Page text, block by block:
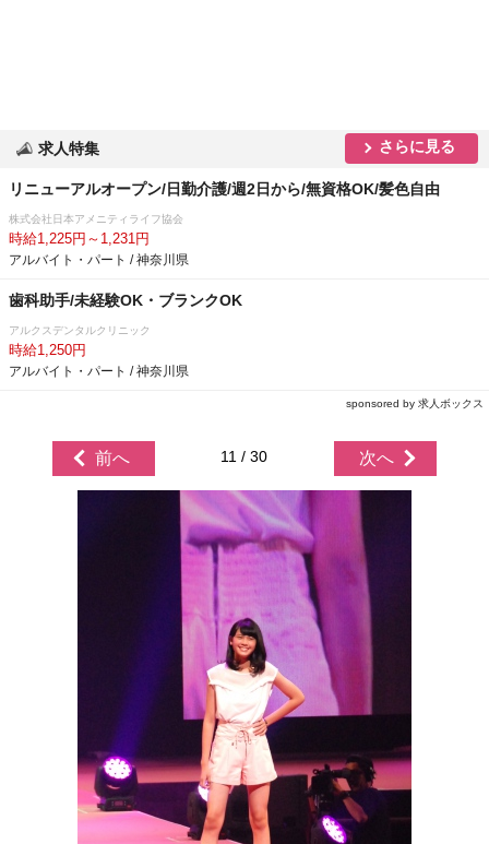
求人特集 さらに見る
リニューアルオープン/日勤介護/週2日から/無資格OK/髪色自由
株式会社日本アメニティライフ協会
時給1,225円～1,231円
アルバイト・パート / 神奈川県
歯科助手/未経験OK・ブランクOK
アルクスデンタルクリニック
時給1,250円
アルバイト・パート / 神奈川県
sponsored by 求人ボックス
前へ 11 / 30 次へ